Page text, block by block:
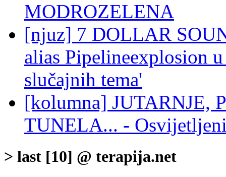
MODROZELENA
[njuz] 7 DOLLAR
alias Pipelineexplosion
slučajnih tema'
[kolumna] JUTARNJE,
TUNELA... -
> last [10] @ terapija.net